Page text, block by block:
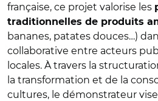
française, ce projet valorise les
traditionnelles de produits
bananes, patates douces…)
collaborative entre acteurs
locales. À travers la
la transformation et de la
cultures, le démonstrateur